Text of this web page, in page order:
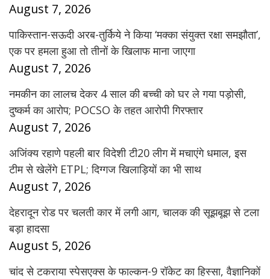
August 7, 2026
पाकिस्तान-सऊदी अरब-तुर्किये ने किया ‘मक्का संयुक्त रक्षा समझौता’,
एक पर हमला हुआ तो तीनों के खिलाफ माना जाएगा
August 7, 2026
नमकीन का लालच देकर 4 साल की बच्ची को घर ले गया पड़ोसी,
दुष्कर्म का आरोप; POCSO के तहत आरोपी गिरफ्तार
August 7, 2026
अजिंक्य रहाणे पहली बार विदेशी टी20 लीग में मचाएंगे धमाल, इस
टीम से खेलेंगे ETPL; दिग्गज खिलाड़ियों का भी साथ
August 7, 2026
देहरादून रोड पर चलती कार में लगी आग, चालक की सूझबूझ से टला
बड़ा हादसा
August 5, 2026
चांद से टकराया स्पेसएक्स के फाल्कन-9 रॉकेट का हिस्सा, वैज्ञानिकों